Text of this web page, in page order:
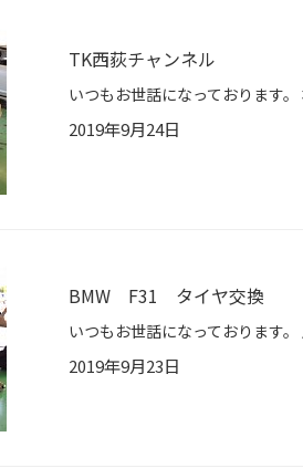
TK西荻チャンネル
2019年9月24日
BMW F31 タイヤ交換
2019年9月23日